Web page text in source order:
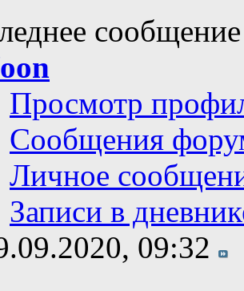
Просмотр
Сообщения
Личное
Записи в
09:32